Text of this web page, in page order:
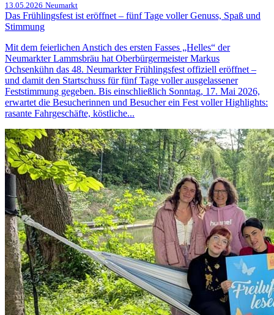
13.05.2026 Neumarkt
Das Frühlingsfest ist eröffnet – fünf Tage voller Genuss, Spaß und
Stimmung
Mit dem feierlichen Anstich des ersten Fasses „Helles“ der
Neumarkter Lammsbräu hat Oberbürgermeister Markus
Ochsenkühn das 48. Neumarkter Frühlingsfest offiziell eröffnet –
und damit den Startschuss für fünf Tage voller ausgelassener
Feststimmung gegeben. Bis einschließlich Sonntag, 17. Mai 2026,
erwartet die Besucherinnen und Besucher ein Fest voller Highlights:
rasante Fahrgeschäfte, köstliche...